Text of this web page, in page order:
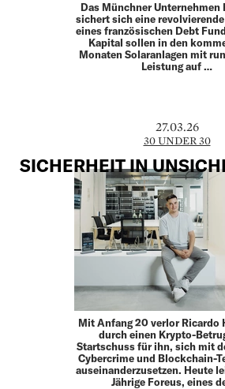
Das Münchner Unternehmen
sichert sich eine
eines französischen Debt
Kapital sollen in den
Monaten Solaranlagen mit
Leistung auf …
27.03.26
30 UNDER 30
SICHERHEIT IN
Mit Anfang 20 verlor Ricardo
durch einen Krypto-
Startschuss für ihn, sich mit
Cybercrime und Blockchain-
auseinanderzusetzen. Heute
Jährige Foreus, eines